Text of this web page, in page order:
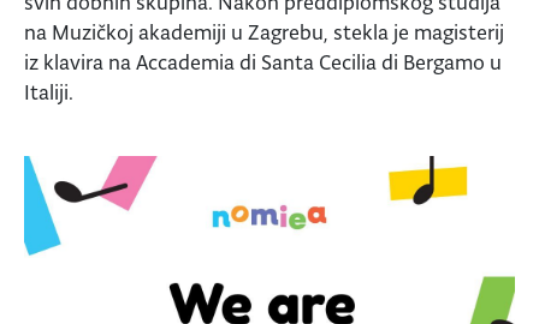
na Muzičkoj akademiji u Zagrebu, stekla je magisterij
iz klavira na Accademia di Santa Cecilia di Bergamo u
Italiji.